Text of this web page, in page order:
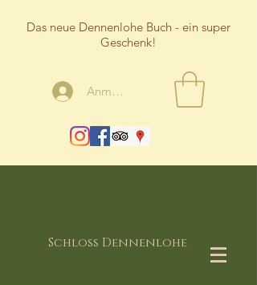
Das neue Dennenlohe Buch - ein super
Geschenk!
Anmelden
Schloss Dennenlohe